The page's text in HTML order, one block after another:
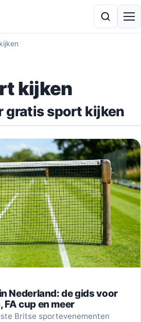
kijken
gratis sport kijken
Nederland: de gids voor
cup en meer
Britse sportevenementen